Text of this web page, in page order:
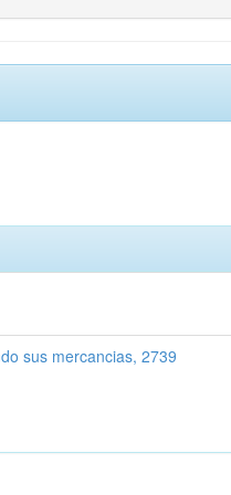
sus mercancias, 2739